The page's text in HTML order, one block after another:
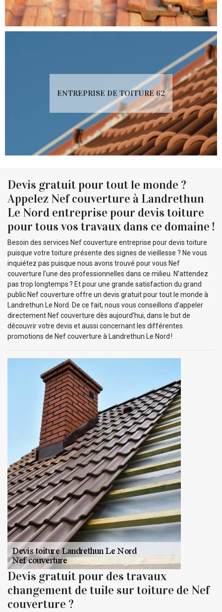
ENTREPRISE DE TOITURE 62
Devis gratuit pour tout le monde ?
Appelez Nef couverture à Landrethun
Le Nord entreprise pour devis toiture
pour tous vos travaux dans ce domaine !
Besoin des services Nef couverture entreprise pour devis toiture
puisque votre toiture présente des signes de vieillesse ? Ne vous
inquiétez pas puisque nous avons trouvé pour vous Nef
couverture l’une des professionnelles dans ce milieu. N’attendez
pas trop longtemps ? Et pour une grande satisfaction du grand
public Nef couverture offre un devis gratuit pour tout le monde à
Landrethun Le Nord. De ce fait, nous vous conseillons d’appeler
directement Nef couverture dès aujourd’hui, dans le but de
découvrir votre devis et aussi concernant les différentes
promotions de Nef couverture à Landrethun Le Nord !
Devis gratuit pour des travaux
changement de tuile sur toiture de Nef
couverture ?